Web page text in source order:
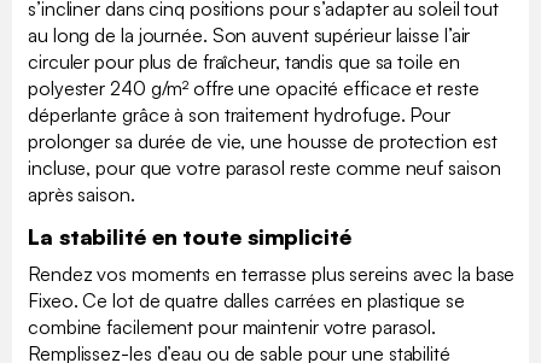
s’incliner dans cinq positions pour s’adapter au soleil tout
au long de la journée. Son auvent supérieur laisse l’air
circuler pour plus de fraîcheur, tandis que sa toile en
polyester 240 g/m² offre une opacité efficace et reste
déperlante grâce à son traitement hydrofuge. Pour
prolonger sa durée de vie, une housse de protection est
incluse, pour que votre parasol reste comme neuf saison
après saison.
La stabilité en toute simplicité
Rendez vos moments en terrasse plus sereins avec la base
Fixeo. Ce lot de quatre dalles carrées en plastique se
combine facilement pour maintenir votre parasol.
Remplissez-les d’eau ou de sable pour une stabilité